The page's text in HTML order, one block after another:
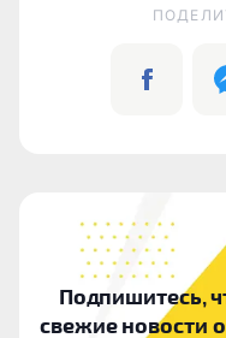
Подпишитесь,
свежие новости